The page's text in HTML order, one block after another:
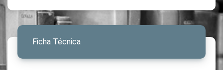
Ficha Técnica